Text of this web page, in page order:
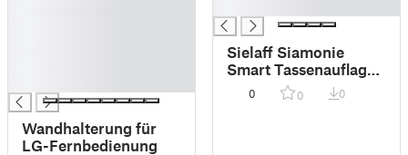
Wandhalterung für
LG-Fernbedienung
Sielaff Siamonie
Smart Tassenauflage
Kratzschutz
0 0 0